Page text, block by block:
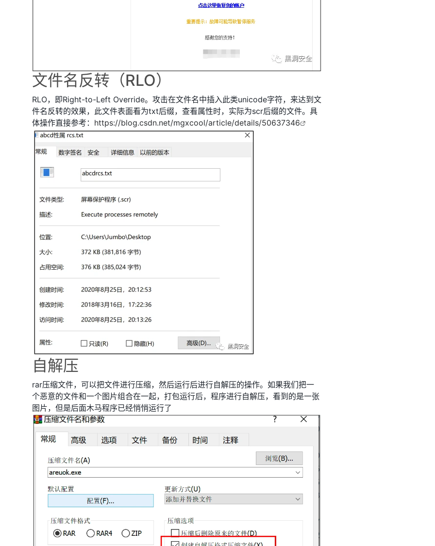
文件名反转（RLO）
RLO，即Right-to-Left Override。攻击在文件名中插入此类unicode字符，来达到文
件名反转的效果，此文件表面看为txt后缀，查看属性时，实际为scr后缀的文件。具
体操作直接参考： https://blog.csdn.net/mgxcool/article/details/50637346
自解压
rar压缩文件，可以把文件进行压缩，然后运行后进行自解压的操作。如果我们把一
个恶意的文件和一个图片组合在一起，打包运行后，程序进行自解压，看到的是一张
图片，但是后面木马程序已经悄悄运行了